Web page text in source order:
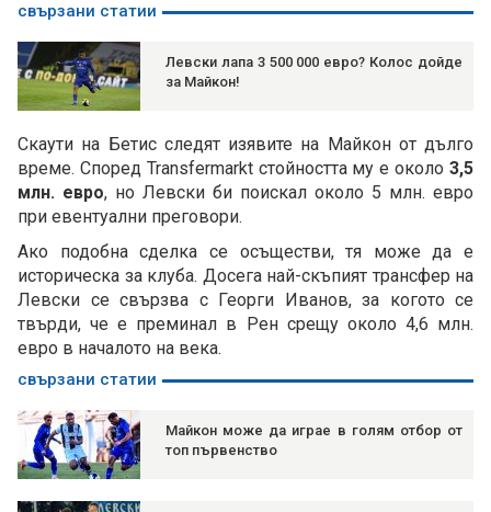
свързани статии
Левски лапа 3 500 000 евро? Колос дойде
за Майкон!
Скаути на Бетис следят изявите на Майкон от дълго
време. Според Transfermarkt стойността му е около 3,5
млн. евро, но Левски би поискал около 5 млн. евро
при евентуални преговори.
Ако подобна сделка се осъществи, тя може да е
историческа за клуба. Досега най-скъпият трансфер на
Левски се свързва с Георги Иванов, за когото се
твърди, че е преминал в Рен срещу около 4,6 млн.
евро в началото на века.
свързани статии
Майкон може да играе в голям отбор от
топ първенство